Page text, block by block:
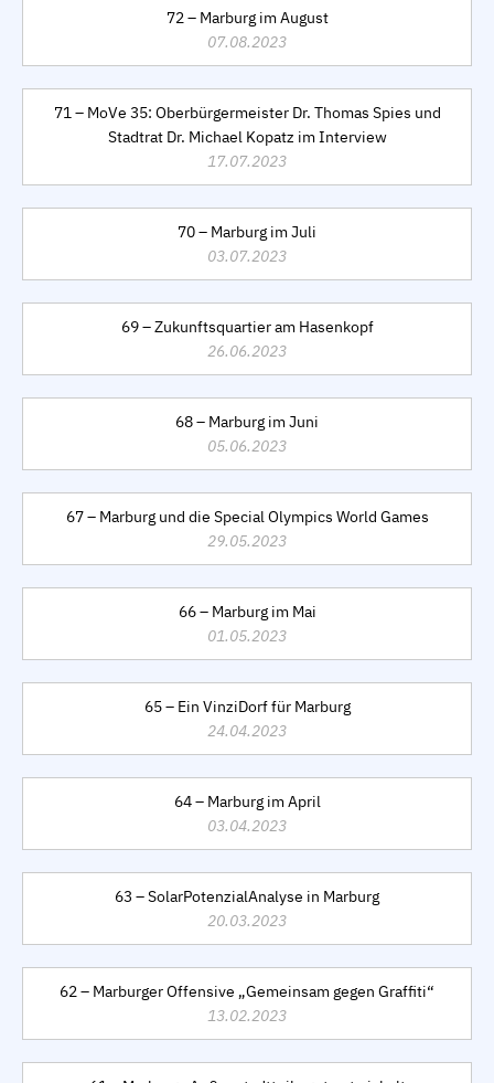
72 – Marburg im August
07.08.2023
71 – MoVe 35: Oberbürgermeister Dr. Thomas Spies und
Stadtrat Dr. Michael Kopatz im Interview
17.07.2023
70 – Marburg im Juli
03.07.2023
69 – Zukunftsquartier am Hasenkopf
26.06.2023
68 – Marburg im Juni
05.06.2023
67 – Marburg und die Special Olympics World Games
29.05.2023
66 – Marburg im Mai
01.05.2023
65 – Ein VinziDorf für Marburg
24.04.2023
64 – Marburg im April
03.04.2023
63 – SolarPotenzialAnalyse in Marburg
20.03.2023
62 – Marburger Offensive „Gemeinsam gegen Graffiti“
13.02.2023